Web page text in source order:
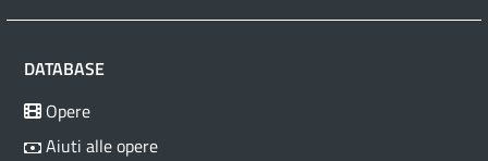
DATABASE
Opere
Aiuti alle opere